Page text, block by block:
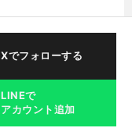
Xでフォローする
LINEで
アカウント追加